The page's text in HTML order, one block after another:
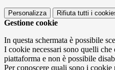
Personalizza Rifiuta tutti i
Gestione cookie
In questa schermata è possibile
I cookie necessari sono quelli
piattaforma e non è possibile
Per conoscere quali sono i